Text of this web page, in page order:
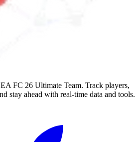
FC 26 Ultimate Team. Track players,
stay ahead with real-time data and tools.